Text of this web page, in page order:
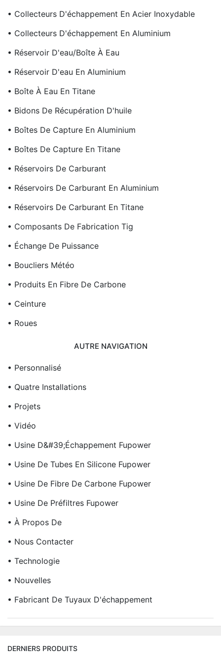
• Collecteurs D'échappement En Acier Inoxydable
• Collecteurs D'échappement En Aluminium
• Réservoir D'eau/boîte À Eau
• Réservoir D'eau En Aluminium
• Boîte À Eau En Titane
• Bidons De Récupération D'huile
• Boîtes De Capture En Aluminium
• Boîtes De Capture En Titane
• Réservoirs De Carburant
• Réservoirs De Carburant En Aluminium
• Réservoirs De Carburant En Titane
• Composants De Fabrication Tig
• Échange De Puissance
• Boucliers Météo
• Produits En Fibre De Carbone
• Ceinture
• Roues
AUTRE NAVIGATION
• Personnalisé
• Quatre Installations
• Projets
• Vidéo
• Usine D&#39;échappement Fupower
• Usine De Tubes En Silicone Fupower
• Usine De Fibre De Carbone Fupower
• Usine De Préfiltres Fupower
• À Propos De
• Nous Contacter
• Technologie
• Nouvelles
• Fabricant De Tuyaux D'échappement
DERNIERS PRODUITS